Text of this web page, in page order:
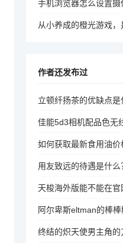
手机浏览器怎么设置摄
作者还发布过
立顿纤扬茶的优缺点是
佳能5d3相机配品色无
如何获取最新食用油价
用友致远的待遇是什么
天梭海外版能不能在官
阿尔卑斯eltman的棒棒
终结的炽天使男主角的